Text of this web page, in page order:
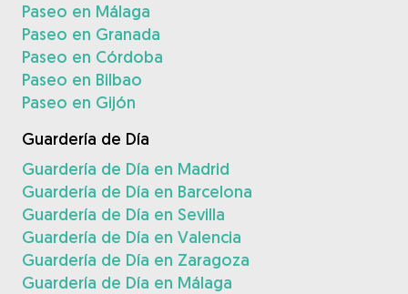
Paseo en Málaga
Paseo en Granada
Paseo en Córdoba
Paseo en Bilbao
Paseo en Gijón
Guardería de Día
Guardería de Día en Madrid
Guardería de Día en Barcelona
Guardería de Día en Sevilla
Guardería de Día en Valencia
Guardería de Día en Zaragoza
Guardería de Día en Málaga